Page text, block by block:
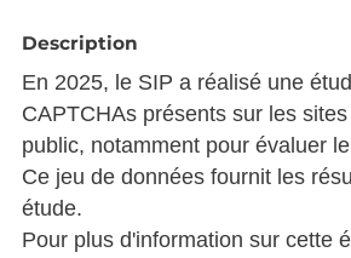
Description
En 2025, le SIP a réalisé une
CAPTCHAs présents sur les
public, notamment pour évaluer
Ce jeu de données fournit les
étude.
Pour plus d'information sur cette